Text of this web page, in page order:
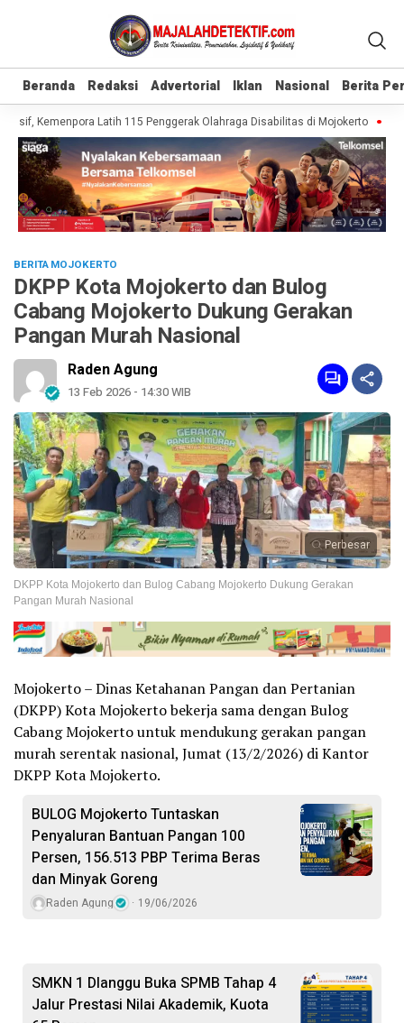
Beranda Redaksi Advertorial Iklan Nasional Berita
Beranda Redaksi Advertorial Iklan Nasional Berita
Kemenpora Latih 115 Penggerak Olahraga Disabilitas di Mojokerto
BERITA MOJOKERTO
DKPP Kota Mojokerto dan Bulog
Cabang Mojokerto Dukung Gerakan
Pangan Murah Nasional
Raden Agung
13 Feb 2026 - 14:30 WIB
Perbesar
DKPP Kota Mojokerto dan Bulog Cabang Mojokerto Dukung Gerakan
Pangan Murah Nasional
Mojokerto – Dinas Ketahanan Pangan dan Pertanian
(DKPP) Kota Mojokerto bekerja sama dengan Bulog
Cabang Mojokerto untuk mendukung gerakan pangan
murah serentak nasional, Jumat (13/2/2026) di Kantor
DKPP Kota Mojokerto.
BULOG Mojokerto Tuntaskan
Penyaluran Bantuan Pangan 100
Persen, 156.513 PBP Terima Beras
dan Minyak Goreng
Raden Agung 19/06/2026
SMKN 1 Dlanggu Buka SPMB Tahap 4
Jalur Prestasi Nilai Akademik, Kuota